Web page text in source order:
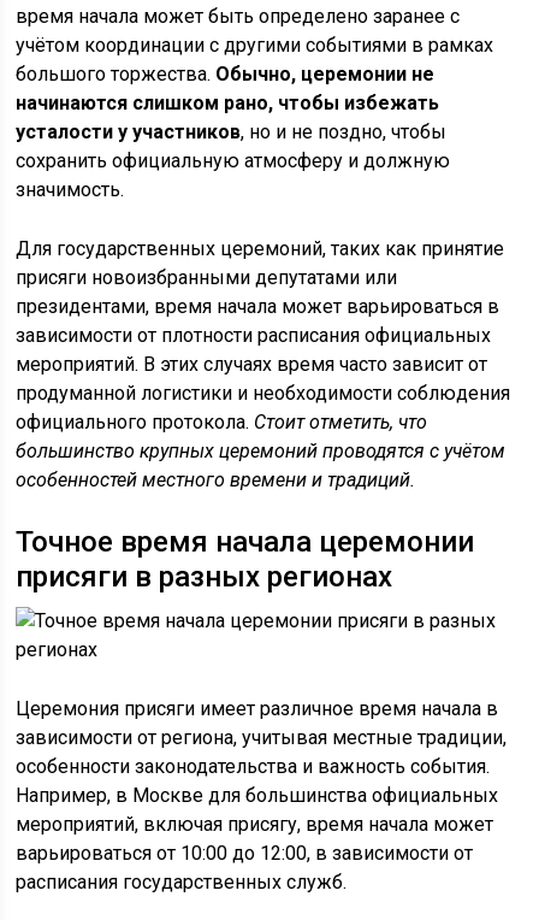
время начала может быть определено заранее с
учётом координации с другими событиями в рамках
большого торжества. Обычно, церемонии не
начинаются слишком рано, чтобы избежать
усталости у участников, но и не поздно, чтобы
сохранить официальную атмосферу и должную
значимость.
Для государственных церемоний, таких как принятие
присяги новоизбранными депутатами или
президентами, время начала может варьироваться в
зависимости от плотности расписания официальных
мероприятий. В этих случаях время часто зависит от
продуманной логистики и необходимости соблюдения
официального протокола. Стоит отметить, что
большинство крупных церемоний проводятся с учётом
особенностей местного времени и традиций.
Точное время начала церемонии
присяги в разных регионах
Церемония присяги имеет различное время начала в
зависимости от региона, учитывая местные традиции,
особенности законодательства и важность события.
Например, в Москве для большинства официальных
мероприятий, включая присягу, время начала может
варьироваться от 10:00 до 12:00, в зависимости от
расписания государственных служб.